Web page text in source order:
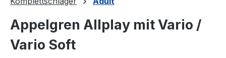
Appelgren Allplay mit Vario /
Vario Soft